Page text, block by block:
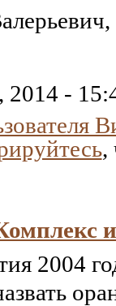
2014 -
,
2004